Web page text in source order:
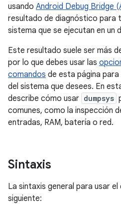
usando Android Debug Bridge
resultado de diagnóstico para
sistema que se ejecutan en
Este resultado suele ser más
por lo que debes usar las
comandos de esta página
del sistema que desees. En
describe cómo usar dumpsys
comunes, como la inspección
entradas, RAM, batería o red.
Sintaxis
La sintaxis general para usar el
siguiente: